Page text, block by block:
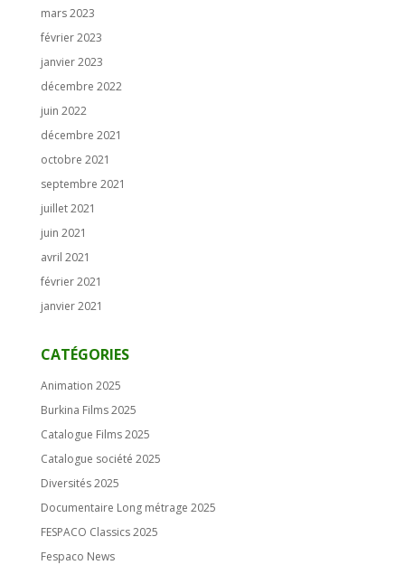
mars 2023
février 2023
janvier 2023
décembre 2022
juin 2022
décembre 2021
octobre 2021
septembre 2021
juillet 2021
juin 2021
avril 2021
février 2021
janvier 2021
CATÉGORIES
Animation 2025
Burkina Films 2025
Catalogue Films 2025
Catalogue société 2025
Diversités 2025
Documentaire Long métrage 2025
FESPACO Classics 2025
Fespaco News